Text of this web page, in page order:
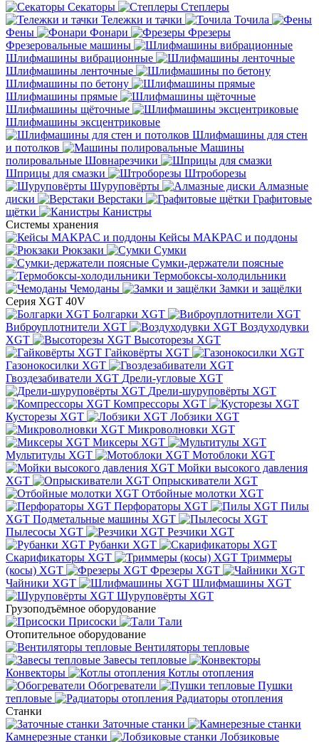
Секаторы
Степлеры
Тележки и тачки
Точила
Фены
Фонари
Фрезеры
Фрезеровальные машины
Шлифмашины вибрационные
Шлифмашины ленточные
Шлифмашины по бетону
Шлифмашины прямые
Шлифмашины щёточные
Шлифмашины эксцентриковые
Шлифмашины для стен
и потолков
Машины
полировальные Шовнарезчики
Шприцы для смазки
Штроборезы
Шуруповёрты
Алмазные
диски
Верстаки
Графитовые
щётки
Канистры
Системы хранения
Кейсы MAKPAC и поддоны
Рюкзаки
Сумки
Сумки-держатели поясные
Термобоксы-холодильники
Чемоданы
Замки и защёлки
Серия XGT 40V
Болгарки XGT
Виброуплотнители XGT
Воздуходувки
XGT
Высоторезы XGT
Гайковёрты XGT
Газонокосилки XGT
Гвоздезабиватели XGT Дрели-угловые XGT
Дрели-шуруповёрты XGT
Компрессоры XGT
Кусторезы XGT
Лобзики XGT
Микроволновки XGT
Миксеры XGT
Мультитулы XGT
Мотоблоки XGT
Мойки высокого давления
XGT
Опрыскиватели XGT
Отбойные молотки XGT
Перфораторы XGT
Пилы
XGT Подметальные машины XGT
Пылесосы XGT
Резчики XGT
Рубанки XGT
Скарификаторы XGT
Триммеры
(косы) XGT
Фрезеры XGT
Чайники XGT
Шлифмашины XGT
Шуруповёрты XGT
Грузоподъёмное оборудование
Присоски
Тали
Отопительное оборудование
Вентиляторы тепловые
Завесы тепловые
Конвекторы
Котлы отопления
Обогреватели
Пушки
тепловые
Радиаторы отопления
Станки
Заточные станки
Камнерезные станки
Лобзиковые